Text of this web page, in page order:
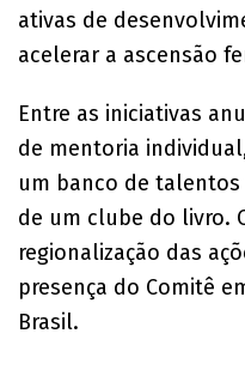
ativas de
acelerar a ascensão
Entre as iniciativas
de mentoria
um banco de
de um clube do livro.
regionalização das
presença do Comitê
Brasil.